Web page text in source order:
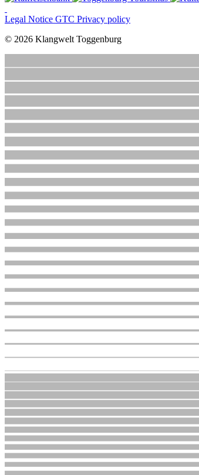
Legal Notice GTC Privacy policy
© 2026 Klangwelt Toggenburg